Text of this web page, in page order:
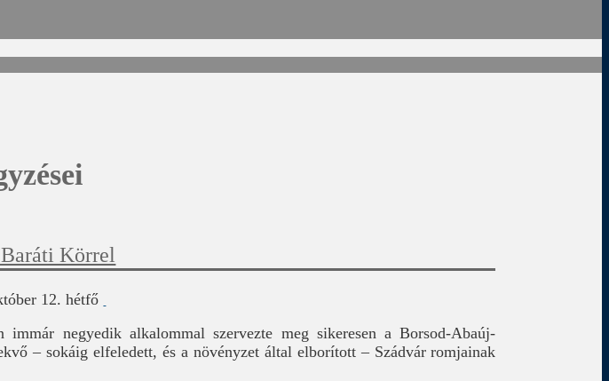
Körrel
12. hétfő
negyedik alkalommal szervezte meg sikeresen a Borsod-Abaúj-
– sokáig elfeledett, és a növényzet által elborított – Szádvár romjainak